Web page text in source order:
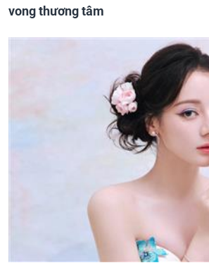
vong thương tâm